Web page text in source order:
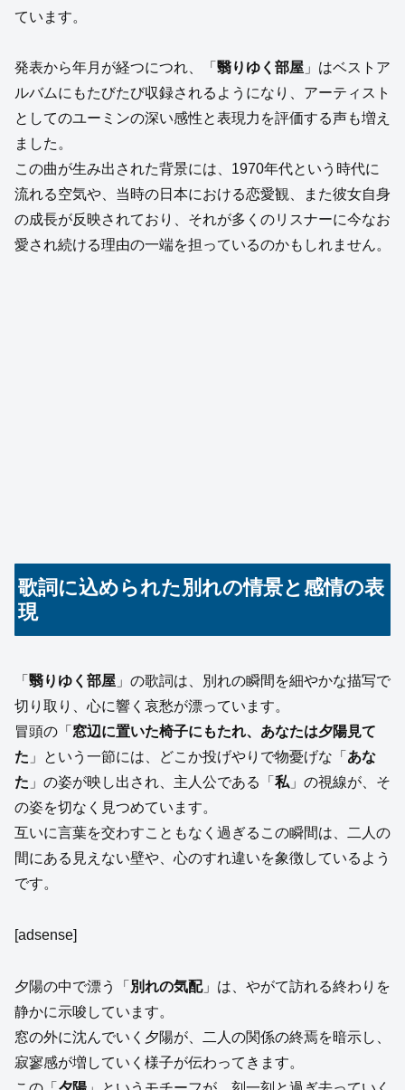
ています。
発表から年月が経つにつれ、「 翳りゆく部屋 」はベストア
ルバムにもたびたび収録されるようになり、アーティスト
としてのユーミンの深い感性と表現力を評価する声も増え
ました。
この曲が生み出された背景には、1970年代という時代に
流れる空気や、当時の日本における恋愛観、また彼女自身
の成長が反映されており、それが多くのリスナーに今なお
愛され続ける理由の一端を担っているのかもしれません。
歌詞に込められた別れの情景と感情の表
現
「 翳りゆく部屋 」の歌詞は、別れの瞬間を細やかな描写で
切り取り、心に響く哀愁が漂っています。
冒頭の「 窓辺に置いた椅子にもたれ、あなたは夕陽見て
た 」という一節には、どこか投げやりで物憂げな「 あな
た 」の姿が映し出され、主人公である「 私 」の視線が、そ
の姿を切なく見つめています。
互いに言葉を交わすこともなく過ぎるこの瞬間は、二人の
間にある見えない壁や、心のすれ違いを象徴しているよう
です。
[adsense]
夕陽の中で漂う「 別れの気配」は、やがて訪れる終わりを
静かに示唆しています。
窓の外に沈んでいく夕陽が、二人の関係の終焉を暗示し、
寂寥感が増していく様子が伝わってきます。